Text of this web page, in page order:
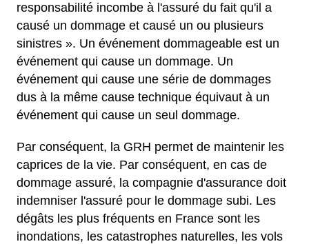
responsabilité incombe à l'assuré du fait qu'il a
causé un dommage et causé un ou plusieurs
sinistres ». Un événement dommageable est un
événement qui cause un dommage. Un
événement qui cause une série de dommages
dus à la même cause technique équivaut à un
événement qui cause un seul dommage.
Par conséquent, la GRH permet de maintenir les
caprices de la vie. Par conséquent, en cas de
dommage assuré, la compagnie d'assurance doit
indemniser l'assuré pour le dommage subi. Les
dégâts les plus fréquents en France sont les
inondations, les catastrophes naturelles, les vols